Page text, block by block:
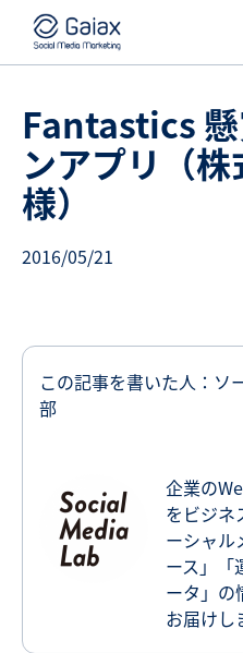
Fantastics
ンアプリ（
様）
2016/05/21
この記事を書いた人：ソ
部
企業の
をビジネ
ーシャル
ース」「
ータ」の
お届けし